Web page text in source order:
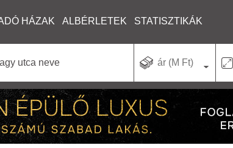
HÁZAK ALBÉRLETEK STATISZTIKÁK
ár (M Ft)